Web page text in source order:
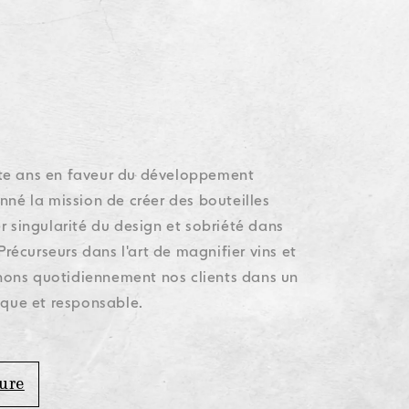
ans en faveur du développement
la mission de créer des bouteilles
singularité du design et sobriété dans
dans l'art de magnifier vins et
quotidiennement nos clients dans un
et responsable.